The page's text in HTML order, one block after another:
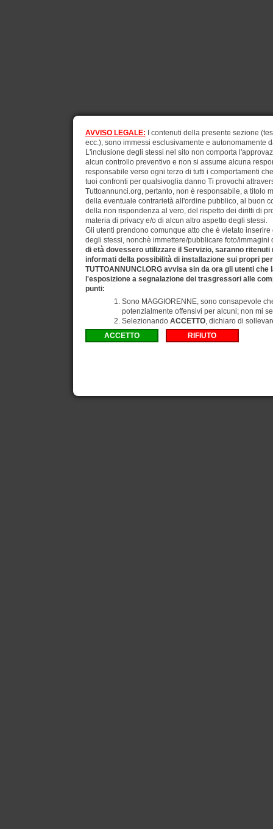
AVVISO LEGALE: I contenuti della presente sezione
ecc.), sono immessi esclusivamente e autonomamente
L'inclusione degli stessi nel sito non comporta
alcun controllo preventivo e non si assume alcuna
responsabile verso ogni terzo di tutti i comportamenti
tuoi confronti per qualsivoglia danno Ti provochi
Tuttoannunci.org, pertanto, non è responsabile, a titolo
della eventuale contrarietà all'ordine pubblico, al buon
della non rispondenza al vero, del rispetto dei diritti di
materia di privacy e/o di alcun altro aspetto degli stessi.
Gli utenti prendono comunque atto che è vietato
degli stessi, nonchè immettere/pubblicare foto/
di età dovessero utilizzare il Servizio, saranno
informati della possibilità di installazione sui propri
TUTTOANNUNCI.ORG avvisa sin da ora gli utenti
l'esposizione a segnalazione dei trasgressori alle
punti:
Sono MAGGIORENNE, sono consapevole
potenzialmente offensivi per alcuni; non mi
Selezionando ACCETTO, dichiaro di